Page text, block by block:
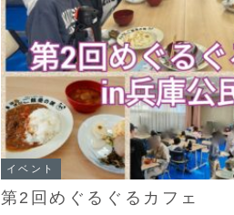
イベント
第2回めぐるぐるカフェ